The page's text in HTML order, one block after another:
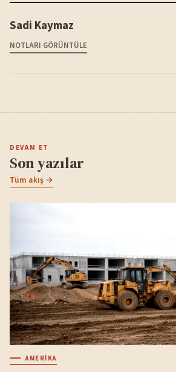
Sadi Kaymaz
NOTLARI GÖRÜNTÜLE
DEVAM ET
Son yazılar
Tüm akış →
AMERIKA